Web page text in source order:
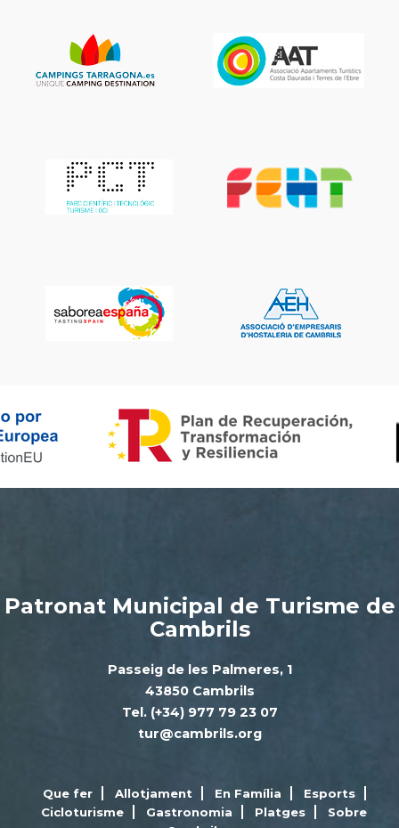
Patronat Municipal de Turisme de
Cambrils
Passeig de les Palmeres, 1
43850 Cambrils
Tel. (+34) 977 79 23 07
tur@cambrils.org
Que fer Allotjament En Família
Esports
Cicloturisme
Gastronomia Platges
Sobre